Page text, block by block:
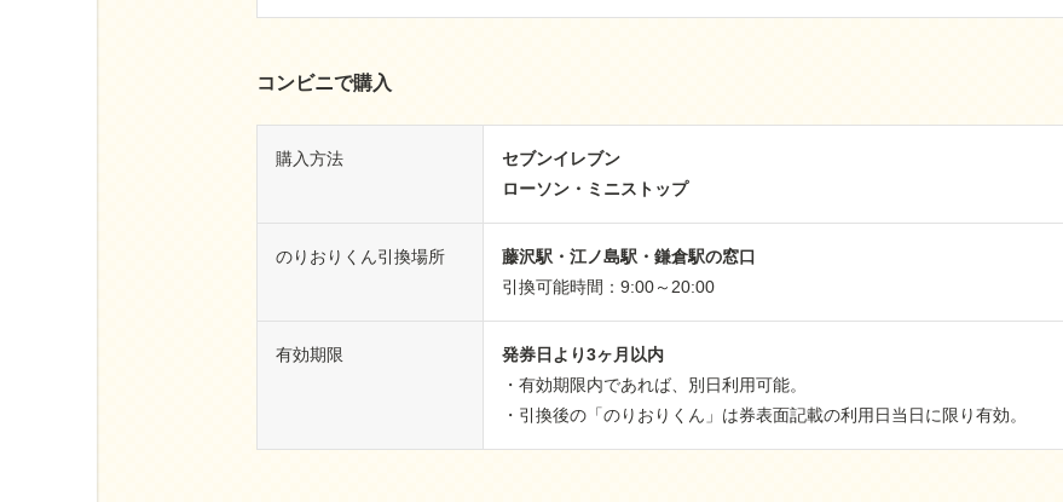
コンビニで購入
購入方法
セブンイレブン
ローソン・ミニストップ
のりおりくん引換場所
藤沢駅・江ノ島駅・鎌倉駅の窓口
引換可能時間：9:00～20:00
有効期限
発券日より3ヶ月以内
・有効期限内であれば、別日利用可能。
・引換後の「のりおりくん」は券表面記載の利用日当日に限り有効。